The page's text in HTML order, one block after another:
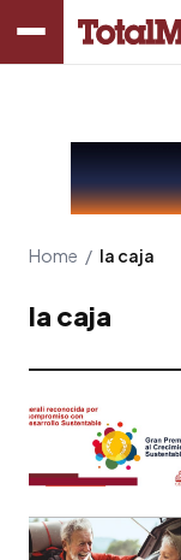
Home / la caja
la caja